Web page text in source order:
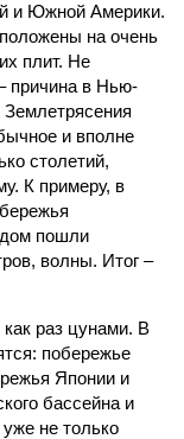
и Южной Америки.
на очень
плит. Не
причина в Нью-
и вполне
столетий,
К примеру, в
пошли
волны. Итог –
раз цунами. В
побережье
Японии и
бассейна и
не только